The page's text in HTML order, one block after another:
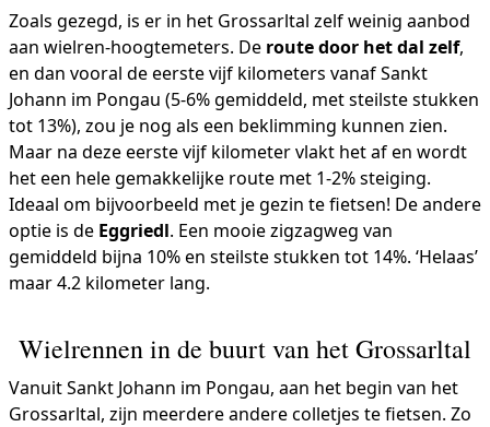
Zoals gezegd, is er in het Grossarltal zelf weinig aanbod
aan wielren-hoogtemeters. De route door het dal zelf,
en dan vooral de eerste vijf kilometers vanaf Sankt
Johann im Pongau (5-6% gemiddeld, met steilste stukken
tot 13%), zou je nog als een beklimming kunnen zien.
Maar na deze eerste vijf kilometer vlakt het af en wordt
het een hele gemakkelijke route met 1-2% steiging.
Ideaal om bijvoorbeeld met je gezin te fietsen! De andere
optie is de Eggriedl. Een mooie zigzagweg van
gemiddeld bijna 10% en steilste stukken tot 14%. ‘Helaas’
maar 4.2 kilometer lang.
Wielrennen in de buurt van het Grossarltal
Vanuit Sankt Johann im Pongau, aan het begin van het
Grossarltal, zijn meerdere andere colletjes te fietsen. Zo